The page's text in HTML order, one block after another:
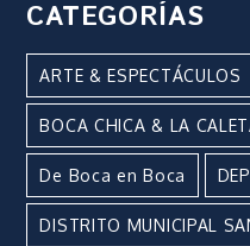
CATEGORÍAS
ARTE & ESPECTÁCULOS
BOCA CHICA & LA
De Boca en Boca
DISTRITO MUNICIPAL